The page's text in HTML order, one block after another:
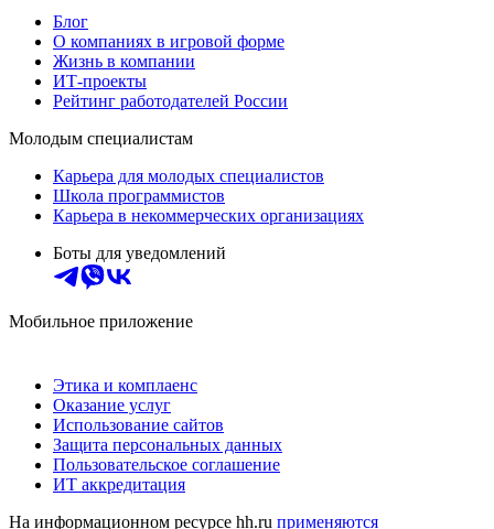
Блог
О компаниях в игровой форме
Жизнь в компании
ИТ-проекты
Рейтинг работодателей России
Молодым специалистам
Карьера для молодых специалистов
Школа программистов
Карьера в некоммерческих организациях
Боты для уведомлений
Мобильное приложение
Этика и комплаенс
Оказание услуг
Использование сайтов
Защита персональных данных
Пользовательское соглашение
ИТ аккредитация
На информационном ресурсе hh.ru применяются